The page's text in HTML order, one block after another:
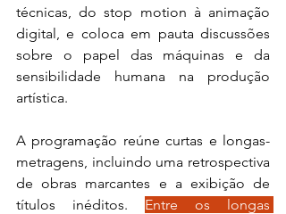
técnicas, do stop motion à animação
digital, e coloca em pauta discussões
sobre o papel das máquinas e da
sensibilidade humana na produção
artística.
A programação reúne curtas e longas-
metragens, incluindo uma retrospectiva
de obras marcantes e a exibição de
títulos inéditos. Entre os longas